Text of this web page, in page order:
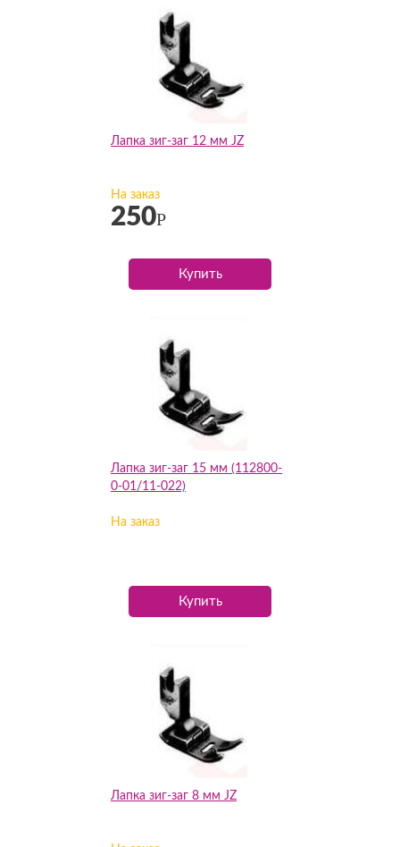
Лапка зиг-заг 12 мм JZ
На заказ
250Р
Купить
Лапка зиг-заг 15 мм (112800-
0-01/11-022)
На заказ
Купить
Лапка зиг-заг 8 мм JZ